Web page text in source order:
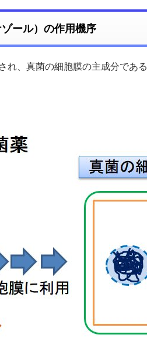
ール）の作用機序
れ、真菌の細胞膜の主成分である